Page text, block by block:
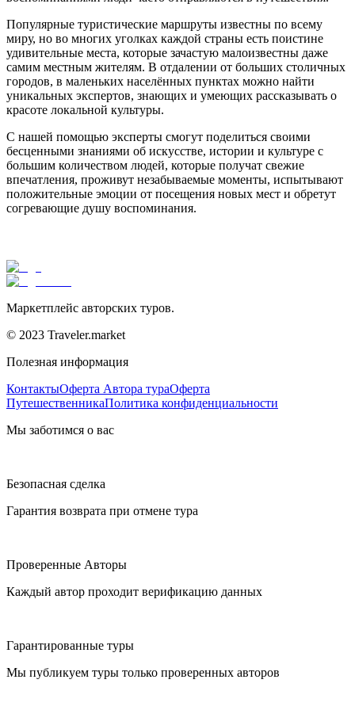
Популярные туристические маршруты известны по всему
миру, но во многих уголках каждой страны есть поистине
удивительные места, которые зачастую малоизвестны даже
самим местным жителям. В отдалении от больших столичных
городов, в маленьких населённых пунктах можно найти
уникальных экспертов, знающих и умеющих рассказывать о
красоте локальной культуры.
С нашей помощью эксперты смогут поделиться своими
бесценными знаниями об искусстве, истории и культуре с
большим количеством людей, которые получат свежие
впечатления, проживут незабываемые моменты, испытывают
положительные эмоции от посещения новых мест и обретут
согревающие душу воспоминания.
Маркетплейс авторских туров.
© 2023 Traveler.market
Полезная информация
КонтактыОферта Автора тураОферта
ПутешественникаПолитика конфиденциальности
Мы заботимся о вас
Безопасная сделка
Гарантия возврата при отмене тура
Проверенные Авторы
Каждый автор проходит верификацию данных
Гарантированные туры
Мы публикуем туры только проверенных авторов